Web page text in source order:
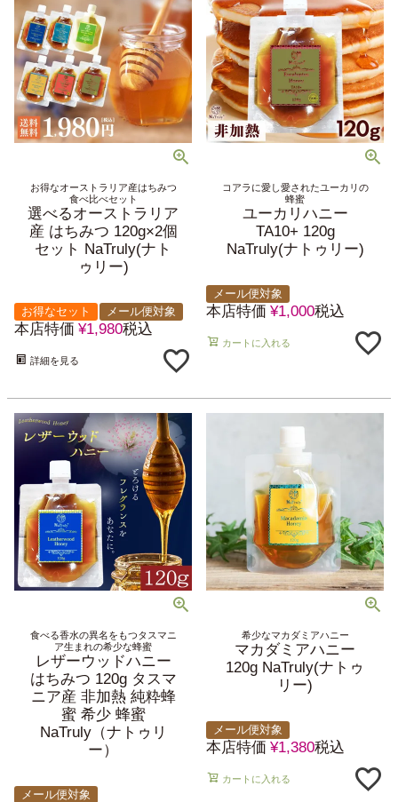
お得なオーストラリア産はちみつ
食べ比べセット
選べるオーストラリア
産 はちみつ 120g×2個
セット NaTruly(ナト
ゥリー)
お得なセット メール便対象
本店特価 ¥1,980税込
詳細を見る
コアラに愛し愛されたユーカリの
蜂蜜
ユーカリハニー
TA10+ 120g
NaTruly(ナトゥリー)
メール便対象
本店特価 ¥1,000税込
カートに入れる
食べる香水の異名をもつタスマニ
ア生まれの希少な蜂蜜
レザーウッドハニー
はちみつ 120g タスマ
ニア産 非加熱 純粋蜂
蜜 希少 蜂蜜
NaTruly（ナトゥリ
ー）
メール便対象
希少なマカダミアハニー
マカダミアハニー
120g NaTruly(ナトゥ
リー)
メール便対象
本店特価 ¥1,380税込
カートに入れる